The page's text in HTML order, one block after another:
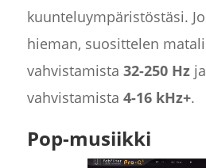
kuunteluympäristöstäsi.
hieman, suosittelen
vahvistamista 32-250 Hzja
vahvistamista 4-16 kHz+.
Pop-musiikki